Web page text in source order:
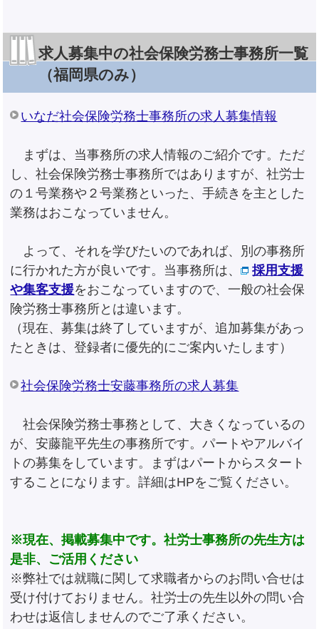
求人募集中の社会保険労務士事務所一覧
（福岡県のみ）
いなだ社会保険労務士事務所の求人募集情報
まずは、当事務所の求人情報のご紹介です。ただ
し、社会保険労務士事務所ではありますが、社労士
の１号業務や２号業務といった、手続きを主とした
業務はおこなっていません。
よって、それを学びたいのであれば、別の事務所
に行かれた方が良いです。当事務所は、
採用支援
や集客支援をおこなっていますので、一般の社会保
険労務士事務所とは違います。
（現在、募集は終了していますが、追加募集があっ
たときは、登録者に優先的にご案内いたします）
社会保険労務士安藤事務所の求人募集
社会保険労務士事務として、大きくなっているの
が、安藤龍平先生の事務所です。パートやアルバイ
トの募集をしています。まずはパートからスタート
することになります。詳細はHPをご覧ください。
※現在、掲載募集中です。社労士事務所の先生方は
是非、ご活用ください
※弊社では就職に関して求職者からのお問い合せは
受け付けておりません。社労士の先生以外の問い合
わせは返信しませんのでご了承ください。